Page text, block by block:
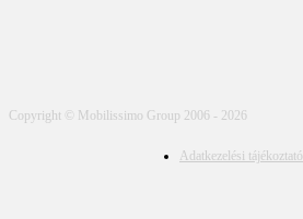
Copyright © Mobilissimo Group 2006 - 2026
Adatkezelési tájékoztató